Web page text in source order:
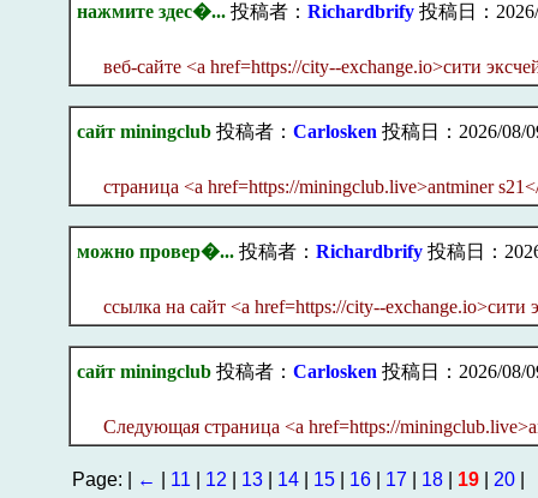
нажмите здес�...投稿者： Richardbrify投稿日：
веб-сайте <a href=https://city--exchange.io>сити
сайт miningclub投稿者： Carlosken 投稿日：2026/08/
страница <a href=https://miningclub.live>antminer
можно провер�...投稿者： Richardbrify投稿日：
ссылка на сайт <a href=https://city--exchange.io>сити
сайт miningclub投稿者： Carlosken 投稿日：2026/08/
Следующая страница <a href=https://
Page: | ← 11 12 13| 14| 15| 16| 17 18| 19| 20|